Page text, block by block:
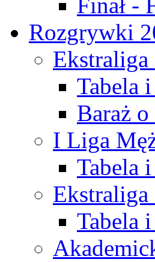
Rozgrywki
Ekstraliga
Tabela
Baraż
I Liga
Tabela
Tabela